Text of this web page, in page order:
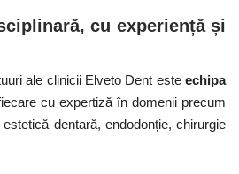
cu experiență și
ale clinicii Elveto Dent este echipa
cu expertiză în domenii precum
dentară, endodonție, chirurgie